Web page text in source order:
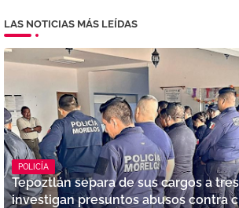
LAS NOTICIAS MÁS LEÍDAS
POLICÍA
Tepoztlán separa de sus cargos a
investigan presuntos abusos contra